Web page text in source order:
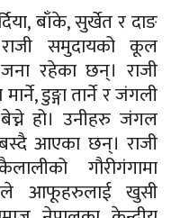
बाँके, सुर्खेत र दाङ
राजी समुदायको कूल
रहेका छन्। राजी
डुङ्गा तार्ने र जंगली
हो। उनीहरु जंगल
बस्दै आएका छन्। राजी
गौरीगंगामा
आफूहरुलाई खुसी